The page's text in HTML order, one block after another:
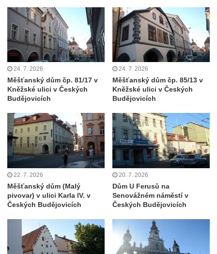
Litvínově
Textilní továrna v Šumné-Litvínově
Úpravna vody Bílý potok – Meziboří
Barokní sýpka (bývalá tvrz) v Lišnici
Nádražní budova v Chotyni
kostela svatého Mikuláše v Mikulášovicích
Fara u kostela Navštívení Panny Marie v
Lobendavě
Ambity křížové cesty u kostela svatého Jiří
ve Chřibské
Bývalé děkanství u kostela svatého Jiří v
Horním Slavkově
Mayerův gloriet v Karlových Varech
Egermannův dům čp. 100 v Novém Boru
24. 7. 2026
Měšťanský dům čp. 81/17 v
Kněžské ulici v Českých
Budějovicích
24. 7. 2026
Měšťanský dům čp. 85/13 v
Kněžské ulici v Českých
Budějovicích
22. 7. 2026
Měšťanský dům (Malý
pivovar) v ulici Karla IV. v
Českých Budějovicích
20. 7. 2026
Dům U Ferusů na
Senovážném náměstí v
Českých Budějovicích